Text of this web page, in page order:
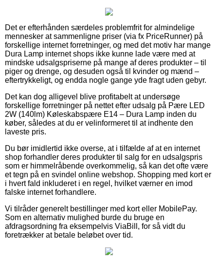
Det er efterhånden særdeles problemfrit for almindelige
mennesker at sammenligne priser (via fx PriceRunner) på
forskellige internet forretninger, og med det motiv har mange
Dura Lamp internet shops ikke kunne lade være med at
mindske udsalgspriserne på mange af deres produkter – til
piger og drenge, og desuden også til kvinder og mænd –
eftertrykkeligt, og endda nogle gange yde fragt uden gebyr.
Det kan dog alligevel blive profitabelt at undersøge
forskellige forretninger på nettet efter udsalg på Pære LED
2W (140lm) Køleskabspære E14 – Dura Lamp inden du
køber, således at du er velinformeret til at indhente den
laveste pris.
Du bør imidlertid ikke overse, at i tilfælde af at en internet
shop forhandler deres produkter til salg for en udsalgspris
som er himmelråbende overkommelig, så kan det ofte være
et tegn på en svindel online webshop. Shopping med kort er
i hvert fald inkluderet i en regel, hvilket værner en imod
falske internet forhandlere.
Vi tilråder generelt bestillinger med kort eller MobilePay.
Som en alternativ mulighed burde du bruge en
afdragsordning fra eksempelvis ViaBill, for så vidt du
foretrækker at betale beløbet over tid.